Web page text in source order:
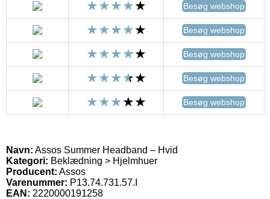
Besøg webshop
Besøg webshop
Besøg webshop
Besøg webshop
Besøg webshop
Navn: Assos Summer Headband – Hvid
Kategori: Beklædning > Hjelmhuer
Producent: Assos
Varenummer: P13.74.731.57.I
EAN: 2220000191258